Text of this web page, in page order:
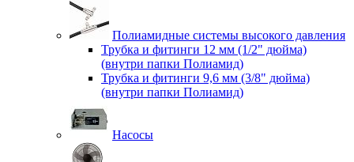
Полиамидные системы высокого давления
Трубка и фитинги 12 мм (1/2" дюйма)
(внутри папки Полиамид)
Трубка и фитинги 9,6 мм (3/8" дюйма)
(внутри папки Полиамид)
Насосы